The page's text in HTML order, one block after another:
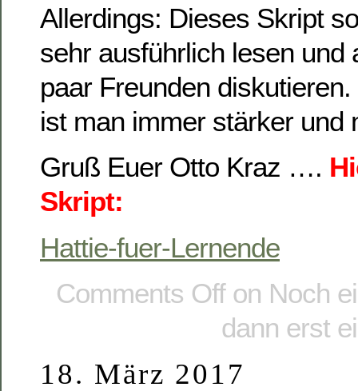
Allerdings: Dieses Skript
sehr ausführlich lesen und
paar Freunden
ist man immer stärker und
Gruß Euer Otto Kraz ….
Skript:
Hattie-fuer-Lernende
Comments Offon Noch
dann erst
18. März 2017